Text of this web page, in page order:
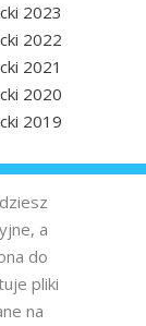
2023
2022
2021
2020
2019
a
do
pliki
na